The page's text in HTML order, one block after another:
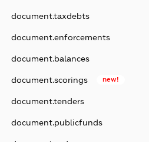
document.taxdebts
document.enforcements
document.balances
document.scorings new!
document.tenders
document.publicfunds